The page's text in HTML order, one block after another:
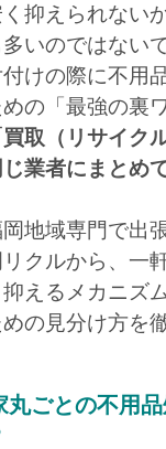
抑えられない
いのではない
けの際に不用
の「最強の裏
買取（リサイク
じ業者にまとめ
地域専門で出
クルから、一
えるメカニズ
の見分け方を
丸ごとの不用